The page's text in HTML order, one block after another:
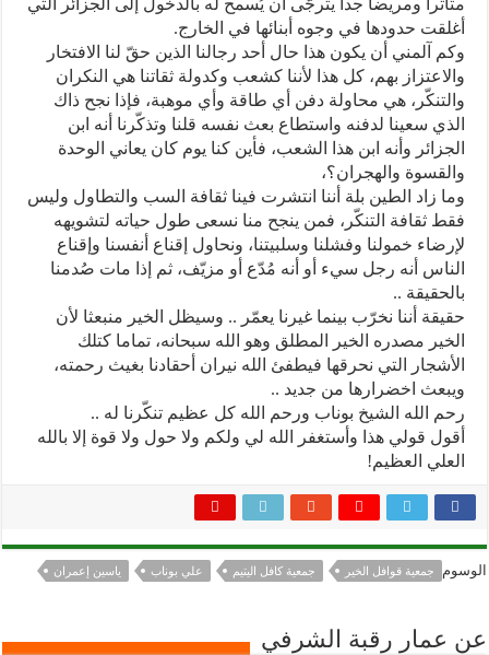
أغلقت حدودها في وجوه أبنائها في الخارج.
وكم آلمني أن يكون هذا حال أحد رجالنا الذين حقّ لنا الافتخار
والاعتزاز بهم، كل هذا لأننا كشعب وكدولة ثقاتنا هي النكران
والتنكّر، هي محاولة دفن أي طاقة وأي موهبة، فإذا نجح ذاك
الذي سعينا لدفنه واستطاع بعث نفسه قلنا وتذكّرنا أنه ابن
الجزائر وأنه ابن هذا الشعب، فأين كنا يوم كان يعاني الوحدة
والقسوة والهجران؟،
وما زاد الطين بلة أننا انتشرت فينا ثقافة السب والتطاول وليس
فقط ثقافة التنكّر، فمن ينجح منا نسعى طول حياته لتشويهه
لإرضاء خمولنا وفشلنا وسلبيتنا، ونحاول إقناع أنفسنا وإقناع
الناس أنه رجل سيء أو أنه مُدّع أو مزيّف، ثم إذا مات صُدمنا
بالحقيقة ..
حقيقة أننا نخرّب بينما غيرنا يعمّر .. وسيظل الخير منبعثا لأن
الخير مصدره الخير المطلق وهو الله سبحانه، تماما كتلك
الأشجار التي نحرقها فيطفئ الله نيران أحقادنا بغيث رحمته،
ويبعث اخضرارها من جديد ..
رحم الله الشيخ بوناب ورحم الله كل عظيم تنكّرنا له ..
أقول قولي هذا وأستغفر الله لي ولكم ولا حول ولا قوة إلا بالله
العلي العظيم!
الوسوم جمعية قوافل الخير جمعية كافل اليتيم علي بوناب ياسين إعمران
عن عمار رقبة الشرفي